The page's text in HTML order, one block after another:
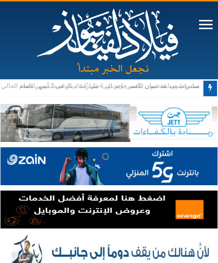
مستوطنون يقتحمون الأقصى ويعتدون على أملاك الفلسطينيين بالضفة